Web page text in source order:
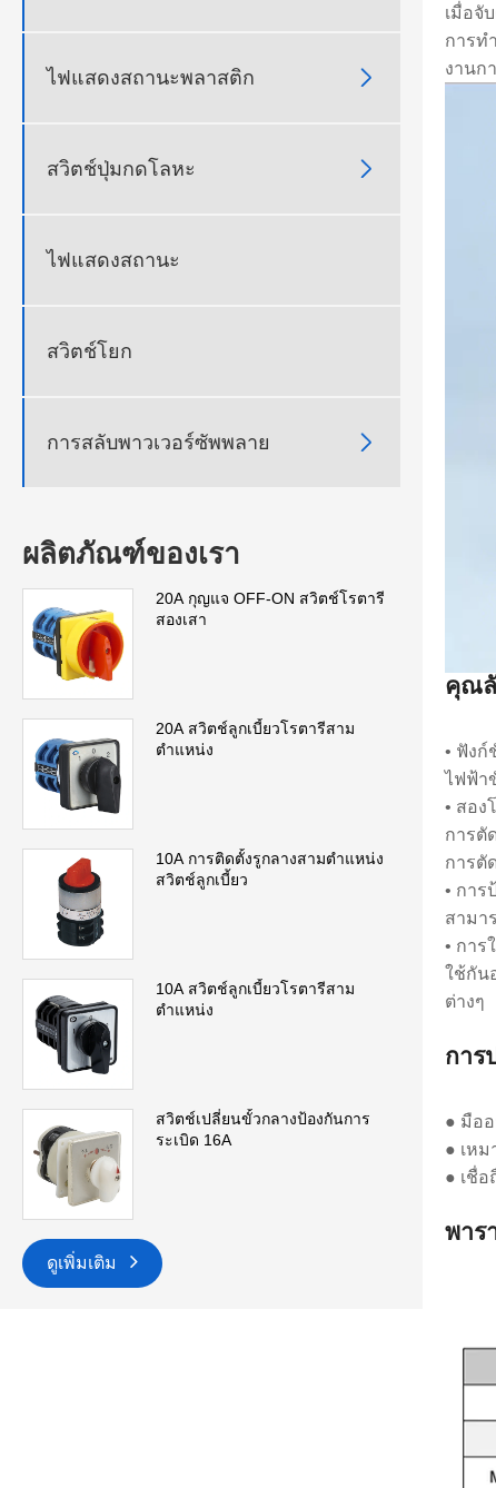
ไฟแสดงสถานะพลาสติก 
สวิตช์ปุ่มกดโลหะ 
ไฟแสดงสถานะ
สวิตช์โยก
การสลับพาวเวอร์ซัพพลาย 
ผลิตภัณฑ์ของเรา
20A กุญแจ OFF-ON สวิตช์โรตารี
สองเสา
20A สวิตช์ลูกเบี้ยวโรตารีสาม
ตำแหน่ง
10A การติดตั้งรูกลางสามตำแหน่ง
สวิตช์ลูกเบี้ยว
10A สวิตช์ลูกเบี้ยวโรตารีสาม
ตำแหน่ง
สวิตช์เปลี่ยนขั้วกลางป้องกันการ
ระเบิด 16A
ดูเพิ่มเติม
เมื่อจั
การท
งานก
คุณ
• ฟัง
ไฟฟ้า
• สอง
การตั
การตั
• กา
สามา
• การ
ใช้กัน
ต่างๆ
การ
● มือ
● เห
● เชื่
พาร